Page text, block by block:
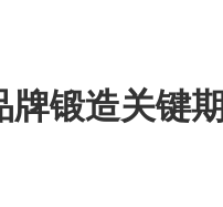
牌锻造关键期